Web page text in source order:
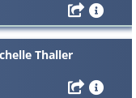
Thaller